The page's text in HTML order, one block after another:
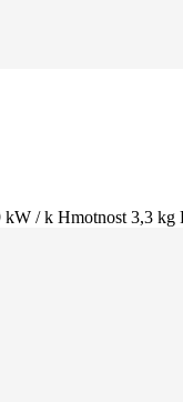
/ k Hmotnost 3,3 kg